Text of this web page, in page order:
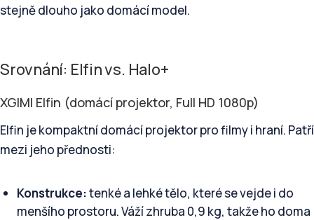
stejně dlouho jako domácí model.
Srovnání: Elfin vs. Halo+
XGIMI Elfin (domácí projektor, Full HD 1080p)
Elfin je kompaktní domácí projektor pro filmy i hraní. Patří
mezi jeho přednosti:
Konstrukce:tenké a lehké tělo, které se vejde i do
menšího prostoru. Váží zhruba 0,9 kg, takže ho doma